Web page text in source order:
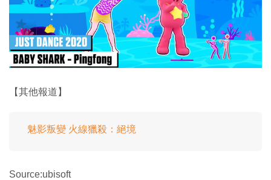
【其他報道】
魅影叛變 火線獵殺：絕境
Source:ubisoft